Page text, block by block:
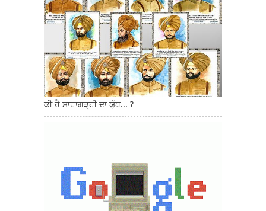
ਕੀ ਹੈ ਸਾਰਾਗੜ੍ਹੀ ਦਾ ਯੁੱਧ... ?